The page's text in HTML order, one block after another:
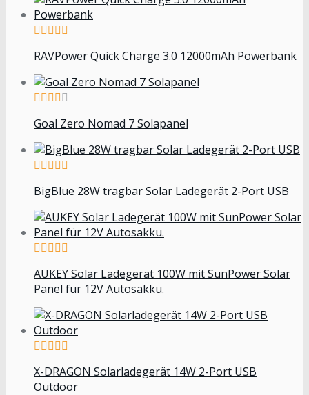
RAVPower Quick Charge 3.0 12000mAh Powerbank
Goal Zero Nomad 7 Solapanel
BigBlue 28W tragbar Solar Ladegerät 2-Port USB
AUKEY Solar Ladegerät 100W mit SunPower Solar
Panel für 12V Autosakku.
X-DRAGON Solarladegerät 14W 2-Port USB
Outdoor